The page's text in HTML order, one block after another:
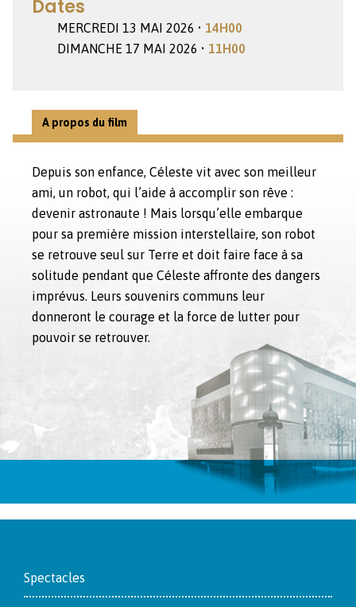
Dates
MERCREDI 13 MAI 2026 • 14H00
DIMANCHE 17 MAI 2026 • 11H00
A propos du film
Depuis son enfance, Céleste vit avec son meilleur
ami, un robot, qui l’aide à accomplir son rêve :
devenir astronaute ! Mais lorsqu’elle embarque
pour sa première mission interstellaire, son robot
se retrouve seul sur Terre et doit faire face à sa
solitude pendant que Céleste affronte des dangers
imprévus. Leurs souvenirs communs leur
donneront le courage et la force de lutter pour
pouvoir se retrouver.
Footer
Spectacles